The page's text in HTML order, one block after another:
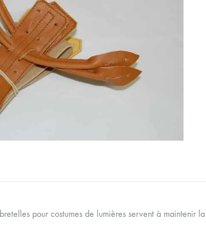
pour costumes de lumières servent à maintenir